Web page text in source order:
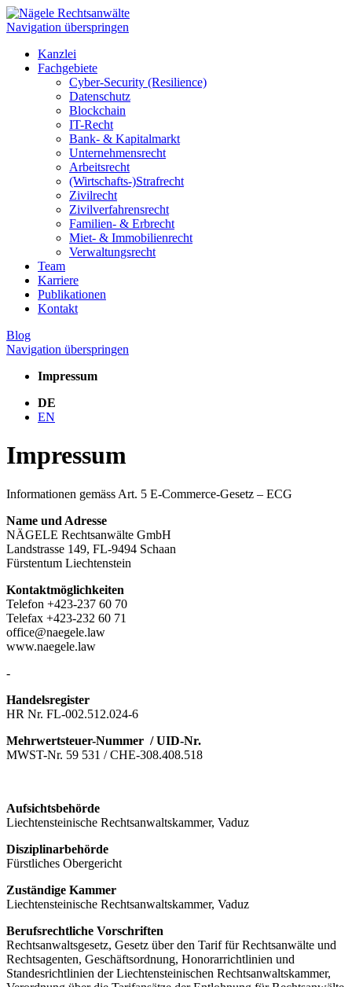
Navigation überspringen
Kanzlei
Fachgebiete
Cyber-Security (Resilience)
Datenschutz
Blockchain
IT-Recht
Bank- & Kapitalmarkt
Unternehmensrecht
Arbeitsrecht
(Wirtschafts-)Strafrecht
Zivilrecht
Zivilverfahrensrecht
Familien- & Erbrecht
Miet- & Immobilienrecht
Verwaltungsrecht
Team
Karriere
Publikationen
Kontakt
Blog
Navigation überspringen
Impressum
DE
EN
Impressum
Informationen gemäss Art. 5 E-Commerce-Gesetz – ECG
Name und Adresse
NÄGELE Rechtsanwälte GmbH
Landstrasse 149, FL-9494 Schaan
Fürstentum Liechtenstein
Kontaktmöglichkeiten
Telefon +423-237 60 70
Telefax +423-232 60 71
office@naegele.law
www.naegele.law
-
Handelsregister
HR Nr. FL-002.512.024-6
Mehrwertsteuer-Nummer / UID-Nr.
MWST-Nr. 59 531 / CHE-308.408.518
Aufsichtsbehörde
Liechtensteinische Rechtsanwaltskammer, Vaduz
Disziplinarbehörde
Fürstliches Obergericht
Zuständige Kammer
Liechtensteinische Rechtsanwaltskammer, Vaduz
Berufsrechtliche Vorschriften
Rechtsanwaltsgesetz, Gesetz über den Tarif für Rechtsanwälte und
Rechtsagenten, Geschäftsordnung, Honorarrichtlinien und
Standesrichtlinien der Liechtensteinischen Rechtsanwaltskammer,